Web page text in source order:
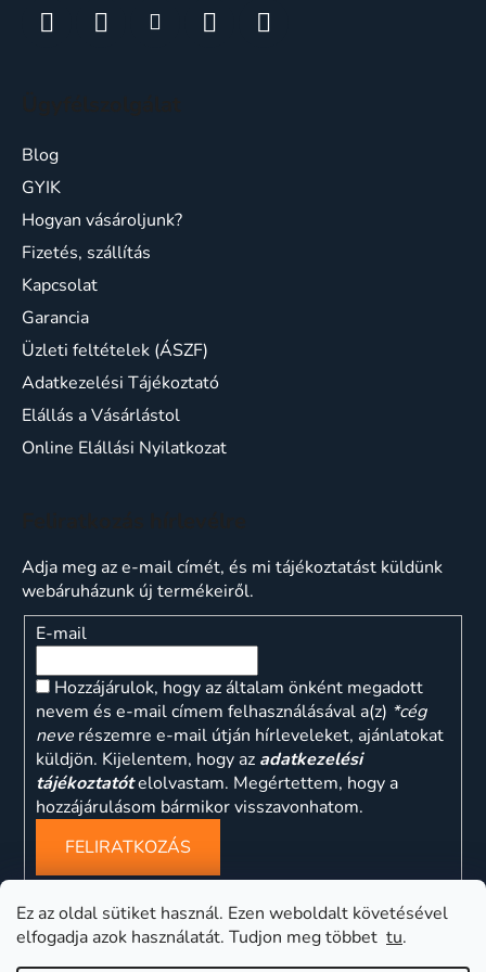
Ez az oldal sütiket használ. Ezen weboldalt követésével
elfogadja azok használatát. Tudjon meg többet tu.
Blog
GYIK
Hogyan vásároljunk?
Fizetés, szállítás
Kapcsolat
Garancia
Üzleti feltételek (ÁSZF)
Adatkezelési Tájékoztató
Elállás a Vásárlástol
Online Elállási Nyilatkozat
Adja meg az e-mail címét, és mi tájékoztatást küldünk
webáruházunk új termékeiről.
E-mail
Hozzájárulok, hogy az általam önként megadott
nevem és e-mail címem felhasználásával a(z) *cég
neve részemre e-mail útján hírleveleket, ajánlatokat
küldjön. Kijelentem, hogy az adatkezelési
tájékoztatótelolvastam. Megértettem, hogy a
hozzájárulásom bármikor visszavonhatom.
FELIRATKOZÁS